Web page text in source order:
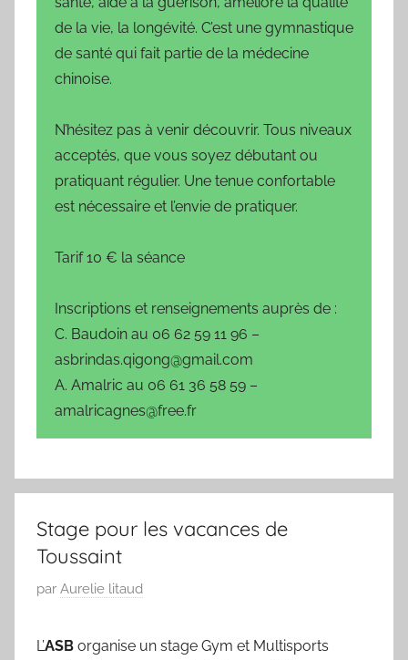
de la vie, la longévité. C’est une gymnastique
de santé qui fait partie de la médecine
chinoise.
N’hésitez pas à venir découvrir. Tous niveaux
acceptés, que vous soyez débutant ou
pratiquant régulier. Une tenue confortable
est nécessaire et l’envie de pratiquer.
Tarif 10 € la séance
Inscriptions et renseignements auprès de :
C. Baudoin au 06 62 59 11 96 –
asbrindas.qigong@gmail.com
A. Amalric au 06 61 36 58 59 –
amalricagnes@free.fr
Stage pour les vacances de
Toussaint
P
b
par Aurelie litaud
L’ASB organise un stage Gym et Multisports